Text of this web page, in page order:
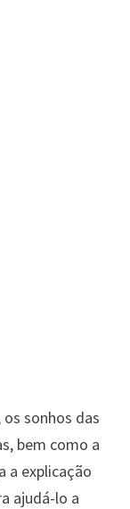
sonhos das
bem como a
a explicação
ajudá-lo a